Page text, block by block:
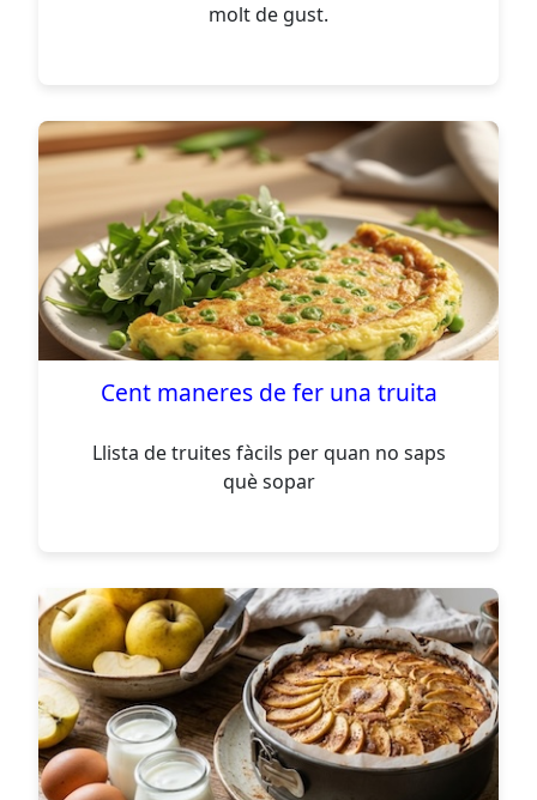
molt de gust.
Cent maneres de fer una truita
Llista de truites fàcils per quan no saps
què sopar